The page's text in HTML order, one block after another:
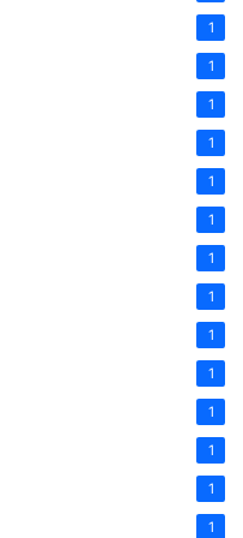
1
1
1
1
1
1
1
1
1
1
1
1
1
1